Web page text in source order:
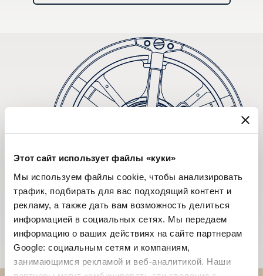
Этот сайт использует файлы «куки»
Мы используем файлы cookie, чтобы анализировать
трафик, подбирать для вас подходящий контент и
рекламу, а также дать вам возможность делиться
информацией в социальных сетях. Мы передаем
информацию о ваших действиях на сайте партнерам
Google: социальным сетям и компаниям,
занимающимся рекламой и веб-аналитикой. Наши